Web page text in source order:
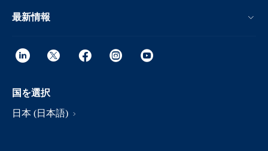
最新情報
国を選択
日本 (日本語)